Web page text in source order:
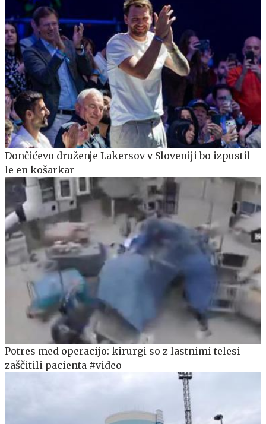
Dončićevo druženje Lakersov v Sloveniji bo izpustil
le en košarkar
Potres med operacijo: kirurgi so z lastnimi telesi
zaščitili pacienta #video